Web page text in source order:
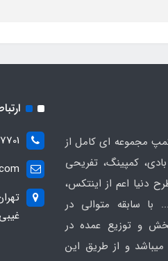
مجموعه ای کامل از
کمپینگ، تفریحی
دنیا اعم از اینتکس،
با سابقه متوالی در
و توزیع عمده در
و از طریق این